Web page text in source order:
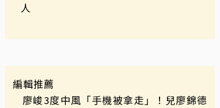
人
編輯推薦
廖峻3度中風「手機被拿走」！兒廖錦德